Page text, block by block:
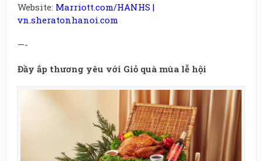
Website:Marriott.com/HANHS |
vn.sheratonhanoi.com
—-
Đầy ắp thương yêu với Giỏ quà mùa lễ hội